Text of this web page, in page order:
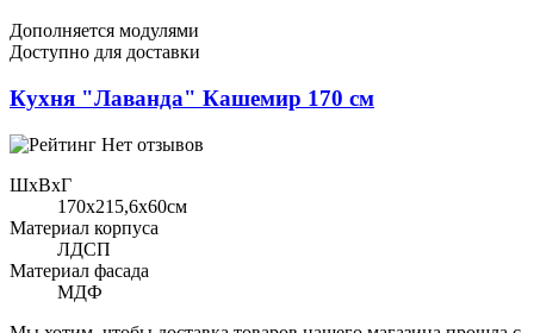
Дополняется модулями
Доступно для доставки
Кухня "Лаванда" Кашемир 170 см
Нет отзывов
ШхВхГ
170x215,6х60см
Материал корпуса
ЛДСП
Материал фасада
МДФ